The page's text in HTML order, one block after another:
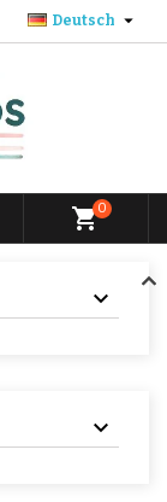
Deutsch 
shopping_cart0